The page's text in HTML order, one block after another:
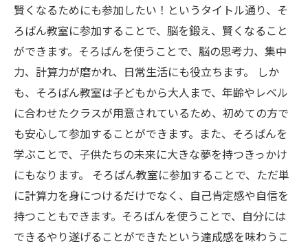
賢くなるためにも参加したい！というタイトル通り、そ
ろばん教室に参加することで、脳を鍛え、賢くなること
ができます。そろばんを使うことで、脳の思考力、集中
力、計算力が磨かれ、日常生活にも役立ちます。 しか
も、そろばん教室は子どもから大人まで、年齢やレベル
に合わせたクラスが用意されているため、初めての方で
も安心して参加することができます。また、そろばんを
学ぶことで、子供たちの未来に大きな夢を持つきっかけ
にもなります。 そろばん教室に参加することで、ただ単
に計算力を身につけるだけでなく、自己肯定感や自信を
持つこともできます。そろばんを使うことで、自分には
できるやり遂げることができたという達成感を味わうこ